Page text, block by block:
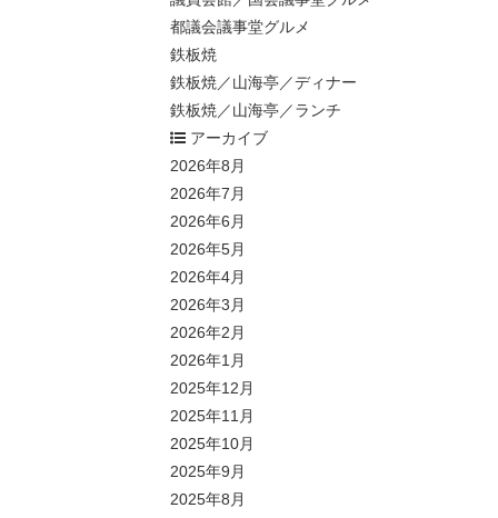
都議会議事堂グルメ
鉄板焼
鉄板焼／山海亭／ディナー
鉄板焼／山海亭／ランチ
アーカイブ
2026年8月
2026年7月
2026年6月
2026年5月
2026年4月
2026年3月
2026年2月
2026年1月
2025年12月
2025年11月
2025年10月
2025年9月
2025年8月